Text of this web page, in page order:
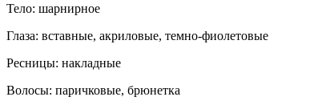
Тело: шарнирное
Глаза: вставные, акриловые, темно-фиолетовые
Ресницы: накладные
Волосы: паричковые, брюнетка